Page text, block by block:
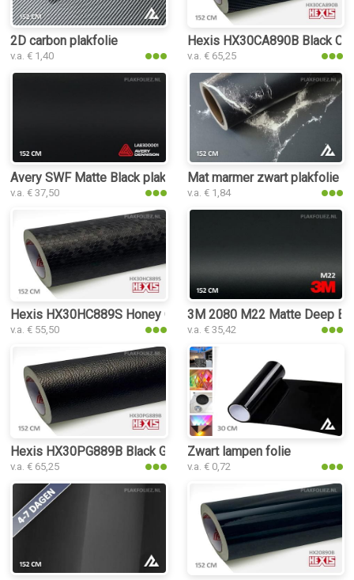
2D carbon plakfolie
v.a. € 1,40
Hexis HX30CA890B Black
v.a. € 65,25
Avery SWF Matte Black plakfolie
v.a. € 37,50
Mat marmer zwart plakfolie
v.a. € 1,84
Hexis HX30HC889S Honey Comb Black plakfolie
v.a. € 55,50
3M 2080 M22 Matte Deep
v.a. € 35,42
Hexis HX30PG889B Black Grain Leather Gloss plakfolie
v.a. € 65,25
Zwart lampen folie
v.a. € 0,72